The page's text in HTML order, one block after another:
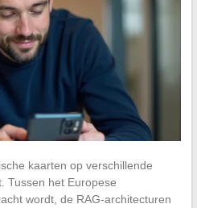
kaarten op verschillende
Tussen het Europese
wordt, de RAG-architecturen